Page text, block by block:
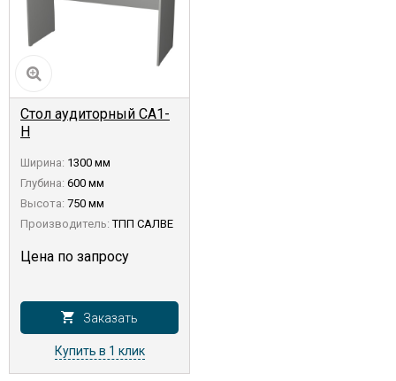
Стол аудиторный СА1-
Н
Ширина: 1300 мм
Глубина: 600 мм
Высота: 750 мм
Производитель: ТПП САЛВЕ
Цена по запросу
Заказать
Купить в 1 клик